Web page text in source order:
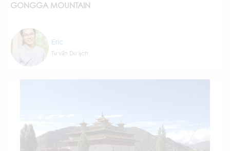
GONGGA MOUNTAIN
Eric
Tư vấn Du lịch